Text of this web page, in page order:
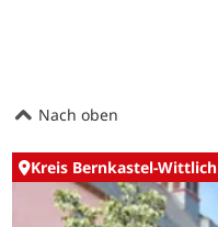
Nach oben
Kreis Bernkastel-Wittlich